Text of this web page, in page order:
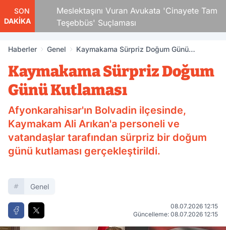
SON
DAKİKA
Meslektaşını Vuran Avukata 'Cinayete Tam
Teşebbüs' Suçlaması
Haberler Genel
Kaymakama Sürpriz Doğum Günü
Kaymakama Sürpriz Doğum
Günü Kutlaması
Afyonkarahisar'ın Bolvadin ilçesinde,
Kaymakam Ali Arıkan'a personeli ve
vatandaşlar tarafından sürpriz bir doğum
günü kutlaması gerçekleştirildi.
Genel
08.07.2026 12:15
Güncelleme: 08.07.2026 12:15